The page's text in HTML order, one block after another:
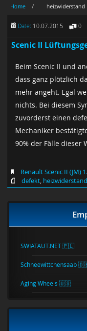
Home / heizwiderstand
Date: 10.07.2015 0
Scenic II
Beim Scenic II und
dass ganz plötzlich
mehr angeht. Egal
nichts. Bei diesem
zuvorderst einen
Mechaniker
90% der Fälle dieser
Renault Scenic II (JM)
defekt, heizwiderstand
SWIATAUT.NET 🇵🇱
Schneewittchensaab
Aging Wheels 🇺🇸